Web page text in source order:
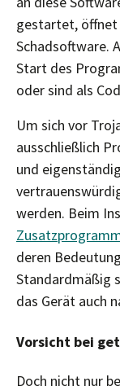
gestartet, öffnet
Schadsoftware.
Start des
oder sind als
Um sich vor
ausschließlich
und
werden. Beim
deren
Standardmäßig
das Gerät auch
Vorsicht bei
Doch nicht nur